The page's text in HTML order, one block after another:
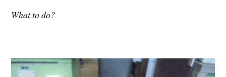
What to do?